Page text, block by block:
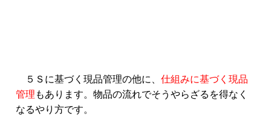
５Ｓに基づく現品管理の他に、仕組みに基づく現品
管理 もあります。物品の流れでそうやらざるを得なく
なるやり方です。